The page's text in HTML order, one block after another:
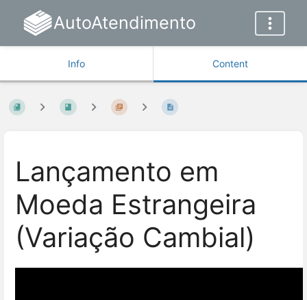
AutoAtendimento
Info Content
Lançamento em
Moeda Estrangeira
(Variação Cambial)